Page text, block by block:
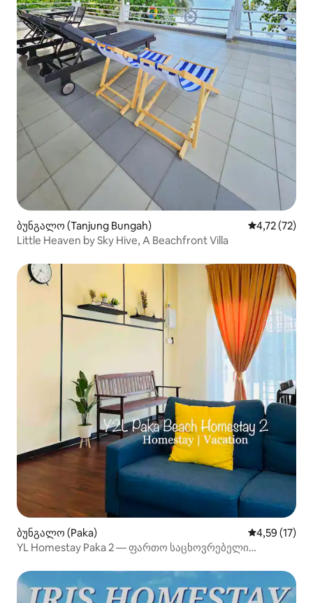
ბუნგალო (Tanjung Bungah) საშუალო
4,72 (72)
Little Heaven by Sky Hive, A Beachfront Villa
ბუნგალო (Paka) საშუალო
4,59 (17)
YL Homestay Paka 2 — ფართო საცხოვრებელი